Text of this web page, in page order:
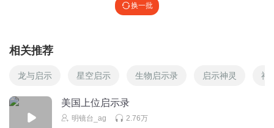
换一批
相关推荐
龙与启示 星空启示 生物启示录 启示神灵 神
美国上位启示录
明镜台_ag 2.76万